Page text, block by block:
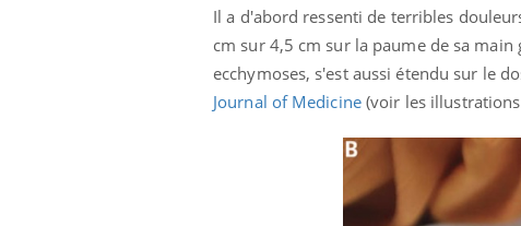
Il a d'abord ressenti de terribles
cm sur 4,5 cm sur la paume de sa
ecchymoses, s'est aussi étendu sur le
Journal of Medicine(voir les illustrations